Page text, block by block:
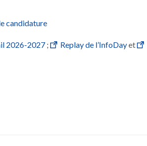
candidature
2026-2027 ; Replay de l’InfoDayet